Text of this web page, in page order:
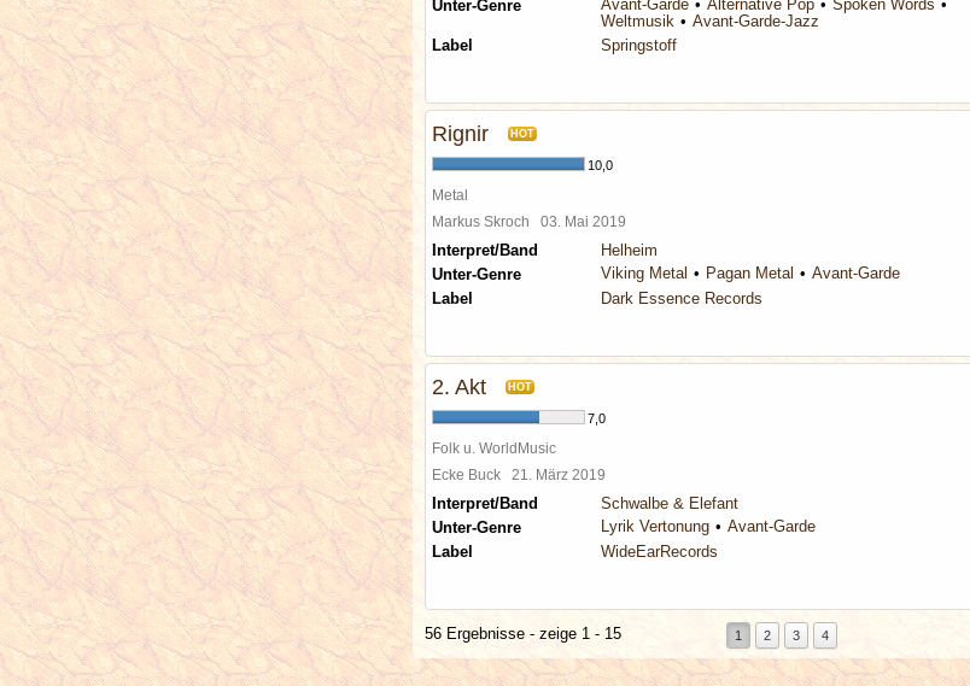
Unter-Genre
Avant-Garde Alternative Pop
Spoken Words
Weltmusik
Avant-Garde-Jazz
Label
Springstoff
Rignir HOT
10,0
Metal
Markus Skroch 03. Mai 2019
Interpret/Band
Helheim
Unter-Genre
Viking Metal Pagan Metal
Avant-Garde
Label
Dark Essence Records
2. Akt HOT
7,0
Folk u. WorldMusic
Ecke Buck 21. März 2019
Interpret/Band
Schwalbe & Elefant
Unter-Genre
Lyrik Vertonung
Avant-Garde
Label
WideEarRecords
56 Ergebnisse - zeige 1 - 15 1 2 3 4